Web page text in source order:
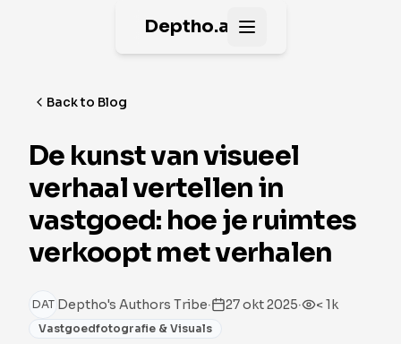
Deptho.ai Open main menu
Back to Blog
De kunst van visueel
verhaal vertellen in
vastgoed: hoe je ruimtes
verkoopt met verhalen
DAT Deptho's Authors Tribe· 27 okt 2025· < 1k
Vastgoedfotografie & Visuals